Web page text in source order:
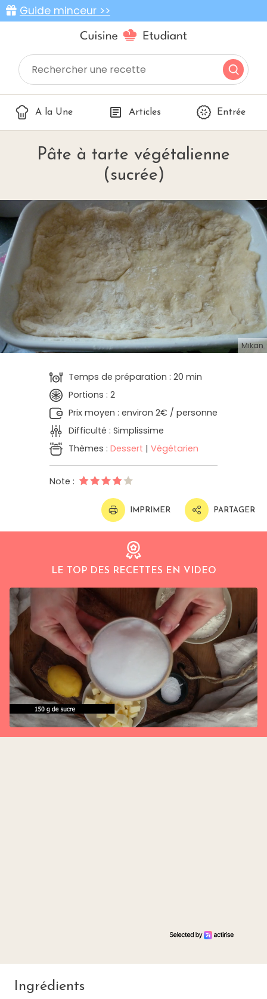
Guide minceur >>
A la Une Articles Entrée
Pâte à tarte végétalienne
(sucrée)
Mikan
Temps de préparation : 20 min
Portions : 2
Prix moyen : environ 2€ / personne
Difficulté : Simplissime
Thèmes : Dessert | Végétarien
Note :
IMPRIMER PARTAGER
LE TOP DES RECETTES EN VIDEO
Ingrédients